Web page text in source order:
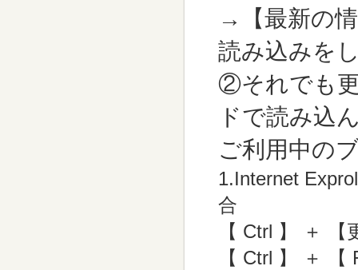
→【最新の
読み込みを
②それでも
ドで読み込
ご利用中の
1.Internet
合
【 Ctrl 】 ＋
【 Ctrl 】 ＋ 【